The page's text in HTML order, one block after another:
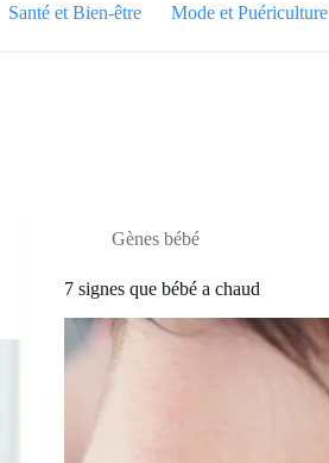
Santé et Bien-être Mode et Puériculture
Gènes bébé
7 signes que bébé a chaud